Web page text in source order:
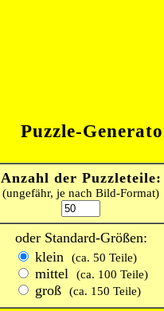
Puzzle-
Anzahl der Puzzleteile:
(ungefähr, je nach Bild-Format)
oder Standard-Größen:
klein
(ca. 50 Teile)
mittel (ca. 100 Teile)
groß (ca. 150 Teile)